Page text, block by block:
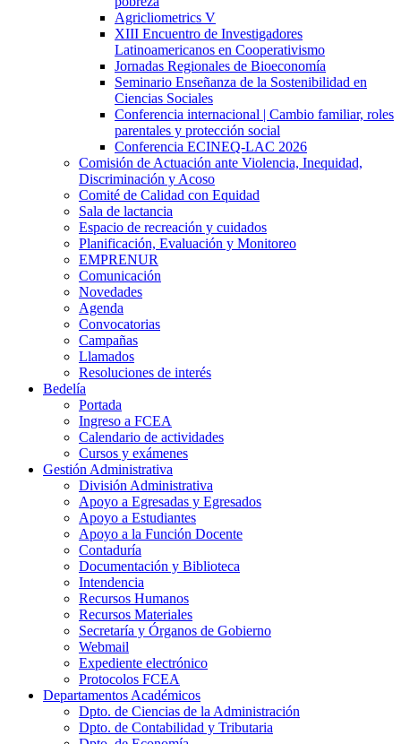
Agricliometrics V
XIII Encuentro de Investigadores
Latinoamericanos en Cooperativismo
Jornadas Regionales de Bioeconomía
Seminario Enseñanza de la Sostenibilidad en
Ciencias Sociales
Conferencia internacional | Cambio familiar, roles
parentales y protección social
Conferencia ECINEQ-LAC 2026
Comisión de Actuación ante Violencia, Inequidad,
Discriminación y Acoso
Comité de Calidad con Equidad
Sala de lactancia
Espacio de recreación y cuidados
Planificación, Evaluación y Monitoreo
EMPRENUR
Comunicación
Novedades
Agenda
Convocatorias
Campañas
Llamados
Resoluciones de interés
Bedelía
Portada
Ingreso a FCEA
Calendario de actividades
Cursos y exámenes
Gestión Administrativa
División Administrativa
Apoyo a Egresadas y Egresados
Apoyo a Estudiantes
Apoyo a la Función Docente
Contaduría
Documentación y Biblioteca
Intendencia
Recursos Humanos
Recursos Materiales
Secretaría y Órganos de Gobierno
Webmail
Expediente electrónico
Protocolos FCEA
Departamentos Académicos
Dpto. de Ciencias de la Administración
Dpto. de Contabilidad y Tributaria